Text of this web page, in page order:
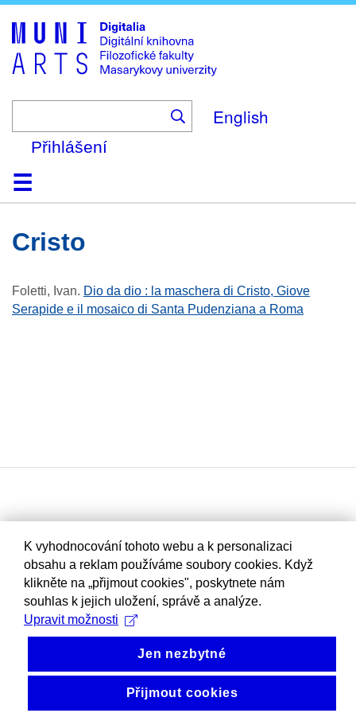
to
main
content
English
Přihlášení
DomůKolekce
Prohlížení
Vyhledávání
O platformě
Nápověda
KontaktDigitalia
Cristo
Foletti, Ivan. Dio da dio : la maschera di Cristo, Giove
Serapide e il mosaico di Santa Pudenziana a Roma
K vyhodnocování tohoto webu a k personalizaci
obsahu a reklam používáme soubory cookies. Když
klikněte na „přijmout cookies", poskytnete nám
souhlas k jejich uložení, správě a analýze.
Upravit možnosti
Jen nezbytné
Přijmout cookies